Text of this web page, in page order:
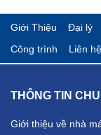
Giới Thiệu Đại lý
Công trình
Liên
THÔNG TIN
Giới thiệu về nhà